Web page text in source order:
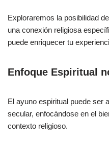
Exploraremos la posibilidad
una conexión religiosa
puede enriquecer tu
Enfoque Espiritual
El ayuno espiritual puede ser
secular, enfocándose en el
contexto religioso.